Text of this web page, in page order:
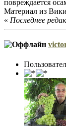
повреждается
Материал из
« Последнее